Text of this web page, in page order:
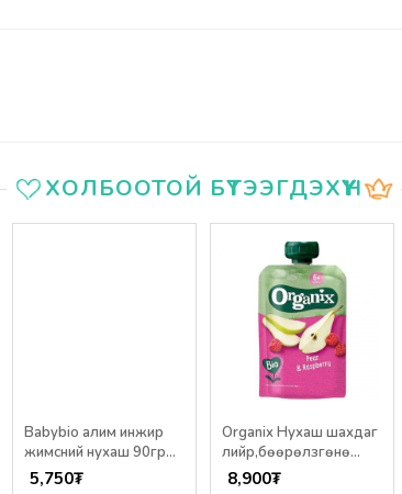
ХОЛБООТОЙ БҮТЭЭГДЭХҮҮН
Babybio алим инжир
жимсний нухаш 90гр
6+сар
5,750₮
Organix Нухаш шахдаг
лийр,бөөрөлзгөнө
100гр /6+ сар/
8,900₮